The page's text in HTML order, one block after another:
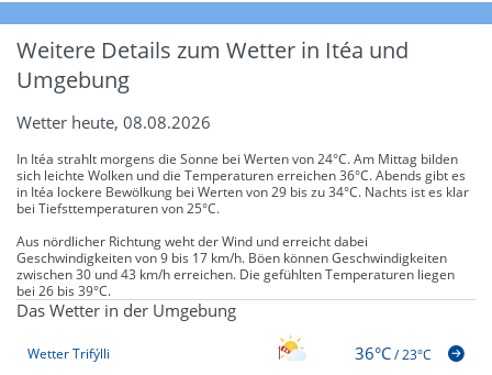
Weitere Details zum Wetter in Itéa und
Umgebung
Wetter heute, 08.08.2026
In Itéa strahlt morgens die Sonne bei Werten von 24°C. Am Mittag bilden
sich leichte Wolken und die Temperaturen erreichen 36°C. Abends gibt es
in Itéa lockere Bewölkung bei Werten von 29 bis zu 34°C. Nachts ist es klar
bei Tiefsttemperaturen von 25°C.
Aus nördlicher Richtung weht der Wind und erreicht dabei
Geschwindigkeiten von 9 bis 17 km/h. Böen können Geschwindigkeiten
zwischen 30 und 43 km/h erreichen. Die gefühlten Temperaturen liegen
bei 26 bis 39°C.
Das Wetter in der Umgebung
Wetter Trifýlli 36°C/23°C